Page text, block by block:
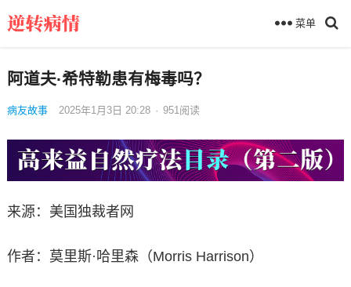
菜单
阿道夫·希特勒患有梅毒吗？
病友故事 2025年1月3日 20:28 · 951 阅读
来源：美国独裁者网
作者：莫里斯·哈里森（Morris Harrison）